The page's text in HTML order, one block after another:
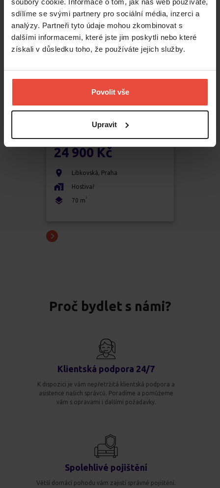
soubory cookie. Informace o tom, jak náš web používáte,
sdílíme se svými partnery pro sociální média, inzerci a
analýzy. Partneři tyto údaje mohou zkombinovat s
dalšími informacemi, které jste jim poskytli nebo které
získali v důsledku toho, že používáte jejich služby.
Povolit vše
Upravit
Pronájem3+kk
24 900 Kč
Libkovská, Praha
Hostivař
70 m 2
Proč bydlet s námi?
Klientská podpora 24/7
K dispozici je vám nepřetržitá klientská podpora a
asistence našich správců. Poradíme a pomůžeme
vám s opravami i dalšími požadavky.
Spolehlivé pojištění
Větší domácí pohodu vám zajistí správné pojištění.